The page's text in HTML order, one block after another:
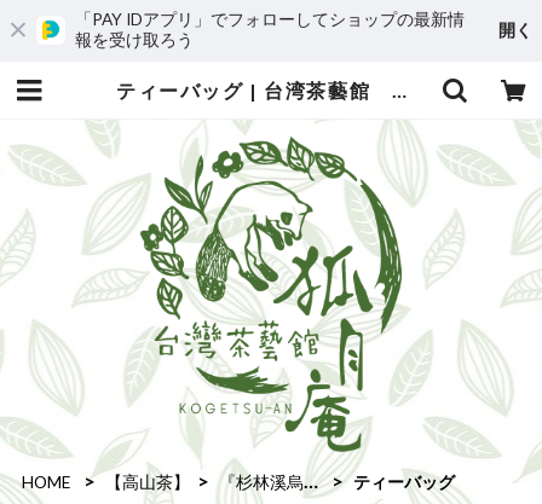
「PAY IDアプリ」でフォローしてショップの最新情
報を受け取ろう
開く
ティーバッグ | 台湾茶藝館 台湾茶カフェ 狐月庵
HOME 【高山茶】 『杉林溪烏龍茶』 ティーバッグ